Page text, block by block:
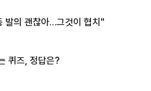
발의 괜찮아…그것이 협치"
퀴즈, 정답은?